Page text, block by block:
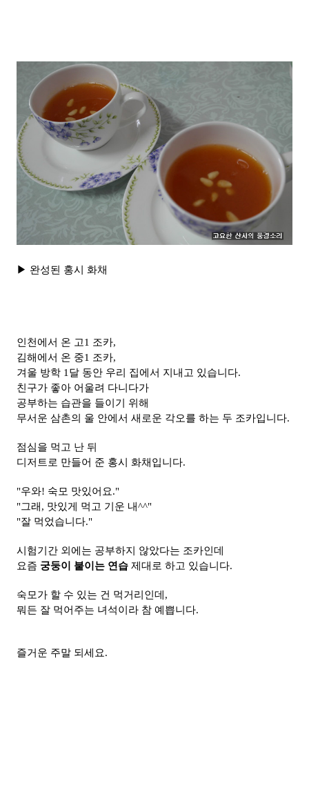
▶ 완성된 홍시 화채
인천에서 온 고1 조카,
김해에서 온 중1 조카,
겨울 방학 1달 동안 우리 집에서 지내고 있습니다.
친구가 좋아 어울려 다니다가
공부하는 습관을 들이기 위해
무서운 삼촌의 울 안에서 새로운 각오를 하는 두 조카입니다.
점심을 먹고 난 뒤
디저트로 만들어 준 홍시 화채입니다.
"우와! 숙모 맛있어요."
"그래, 맛있게 먹고 기운 내^^"
"잘 먹었습니다."
시험기간 외에는 공부하지 않았다는 조카인데
요즘 궁둥이 붙이는 연습 제대로 하고 있습니다.
숙모가 할 수 있는 건 먹거리인데,
뭐든 잘 먹어주는 녀석이라 참 예쁩니다.
즐거운 주말 되세요.